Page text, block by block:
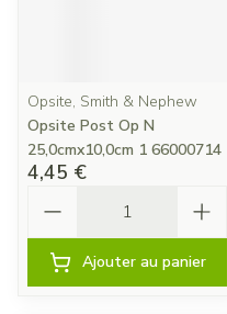
Opsite, Smith & Nephew
Opsite Post Op N
25,0cmx10,0cm 1 66000714
4,45 €
Ajouter au panier